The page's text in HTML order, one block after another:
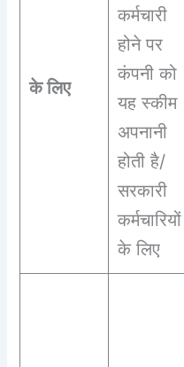
के लिए
कर्मचारी
होने पर
कंपनी को
यह स्कीम
अपनानी
होती है/
सरकारी
कर्मचारियों
के लिए